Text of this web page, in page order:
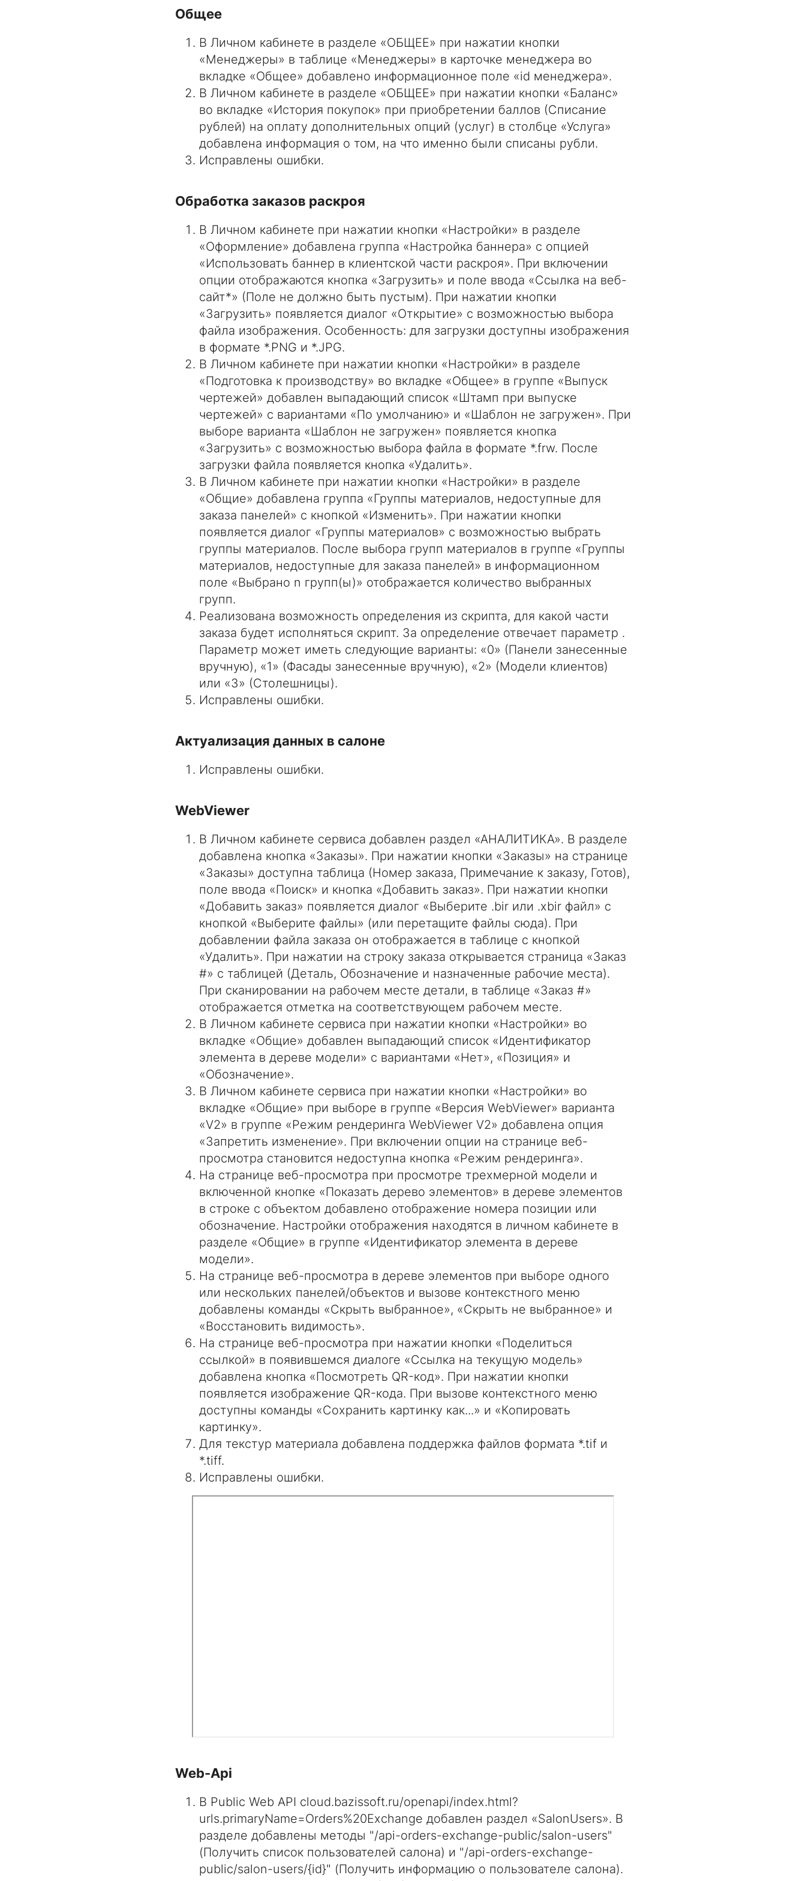
Общее
В Личном кабинете в разделе «ОБЩЕЕ» при нажатии кнопки
«Менеджеры» в таблице «Менеджеры» в карточке менеджера во
вкладке «Общее» добавлено информационное поле «id менеджера».
В Личном кабинете в разделе «ОБЩЕЕ» при нажатии кнопки «Баланс»
во вкладке «История покупок» при приобретении баллов (Списание
рублей) на оплату дополнительных опций (услуг) в столбце «Услуга»
добавлена информация о том, на что именно были списаны рубли.
Исправлены ошибки.
Обработка заказов раскроя
В Личном кабинете при нажатии кнопки «Настройки» в разделе
«Оформление» добавлена группа «Настройка баннера» с опцией
«Использовать баннер в клиентской части раскроя». При включении
опции отображаются кнопка «Загрузить» и поле ввода «Ссылка на веб-
сайт*» (Поле не должно быть пустым). При нажатии кнопки
«Загрузить» появляется диалог «Открытие» с возможностью выбора
файла изображения. Особенность: для загрузки доступны изображения
в формате *.PNG и *.JPG.
В Личном кабинете при нажатии кнопки «Настройки» в разделе
«Подготовка к производству» во вкладке «Общее» в группе «Выпуск
чертежей» добавлен выпадающий список «Штамп при выпуске
чертежей» с вариантами «По умолчанию» и «Шаблон не загружен». При
выборе варианта «Шаблон не загружен» появляется кнопка
«Загрузить» с возможностью выбора файла в формате *.frw. После
загрузки файла появляется кнопка «Удалить».
В Личном кабинете при нажатии кнопки «Настройки» в разделе
«Общие» добавлена группа «Группы материалов, недоступные для
заказа панелей» с кнопкой «Изменить». При нажатии кнопки
появляется диалог «Группы материалов» с возможностью выбрать
группы материалов. После выбора групп материалов в группе «Группы
материалов, недоступные для заказа панелей» в информационном
поле «Выбрано n групп(ы)» отображается количество выбранных
групп.
Реализована возможность определения из скрипта, для какой части
заказа будет исполняться скрипт. За определение отвечает параметр .
Параметр может иметь следующие варианты: «0» (Панели занесенные
вручную), «1» (Фасады занесенные вручную), «2» (Модели клиентов)
или «3» (Столешницы).
Исправлены ошибки.
Актуализация данных в салоне
Исправлены ошибки.
WebViewer
В Личном кабинете сервиса добавлен раздел «АНАЛИТИКА». В разделе
добавлена кнопка «Заказы». При нажатии кнопки «Заказы» на странице
«Заказы» доступна таблица (Номер заказа, Примечание к заказу, Готов),
поле ввода «Поиск» и кнопка «Добавить заказ». При нажатии кнопки
«Добавить заказ» появляется диалог «Выберите .bir или .xbir файл» с
кнопкой «Выберите файлы» (или перетащите файлы сюда). При
добавлении файла заказа он отображается в таблице с кнопкой
«Удалить». При нажатии на строку заказа открывается страница «Заказ
#» с таблицей (Деталь, Обозначение и назначенные рабочие места).
При сканировании на рабочем месте детали, в таблице «Заказ #»
отображается отметка на соответствующем рабочем месте.
В Личном кабинете сервиса при нажатии кнопки «Настройки» во
вкладке «Общие» добавлен выпадающий список «Идентификатор
элемента в дереве модели» с вариантами «Нет», «Позиция» и
«Обозначение».
В Личном кабинете сервиса при нажатии кнопки «Настройки» во
вкладке «Общие» при выборе в группе «Версия WebViewer» варианта
«V2» в группе «Режим рендеринга WebViewer V2» добавлена опция
«Запретить изменение». При включении опции на странице веб-
просмотра становится недоступна кнопка «Режим рендеринга».
На странице веб-просмотра при просмотре трехмерной модели и
включенной кнопке «Показать дерево элементов» в дереве элементов
в строке с объектом добавлено отображение номера позиции или
обозначение. Настройки отображения находятся в личном кабинете в
разделе «Общие» в группе «Идентификатор элемента в дереве
модели».
На странице веб-просмотра в дереве элементов при выборе одного
или нескольких панелей/объектов и вызове контекстного меню
добавлены команды «Скрыть выбранное», «Скрыть не выбранное» и
«Восстановить видимость».
На странице веб-просмотра при нажатии кнопки «Поделиться
ссылкой» в появившемся диалоге «Ссылка на текущую модель»
добавлена кнопка «Посмотреть QR-код». При нажатии кнопки
появляется изображение QR-кода. При вызове контекстного меню
доступны команды «Сохранить картинку как...» и «Копировать
картинку».
Для текстур материала добавлена поддержка файлов формата *.tif и
*.tiff.
Исправлены ошибки.
Web-Api
В Public Web API cloud.bazissoft.ru/openapi/index.html?
urls.primaryName=Orders%20Exchange добавлен раздел «SalonUsers». В
разделе добавлены методы "/api-orders-exchange-public/salon-users"
(Получить список пользователей салона) и "/api-orders-exchange-
public/salon-users/{id}" (Получить информацию о пользователе салона).